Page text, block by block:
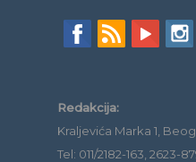
Redakcija:
Kraljevića Marka 1,
Tel: 011/2182-163, 2623-